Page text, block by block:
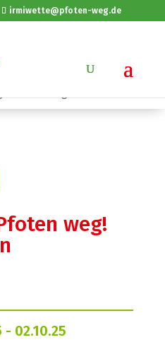
irmiwette@pfoten-weg.de
Veranstaltungen
Aufführungen
weg!
- 02.10.25